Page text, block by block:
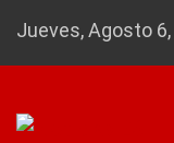
Jueves, Agosto